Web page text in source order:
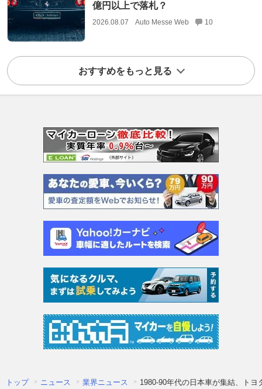
億円以上で落札？
2026.08.07 Auto Messe Web 10
おすすめをもっと見る
トップ ニュース 業界ニュース 1980-90年代の日本車が集結、ト